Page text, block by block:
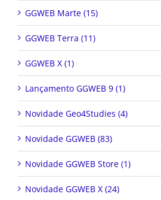
GGWEB Marte (15)
GGWEB Terra (11)
GGWEB X (1)
Lançamento GGWEB 9 (1)
Novidade Geo4Studies (4)
Novidade GGWEB (83)
Novidade GGWEB Store (1)
Novidade GGWEB X (24)